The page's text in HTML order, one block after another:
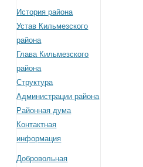
История района
Устав Кильмезского
района
Глава Кильмезского
района
Структура
Администрации района
Районная дума
Контактная
информация
Добровольная